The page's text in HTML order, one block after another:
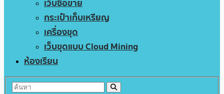
เว็บซื้อขาย
กระเป๋าเก็บเหรียญ
เครื่องขุด
เว็บขุดแบบ Cloud Mining
ห้องเรียน